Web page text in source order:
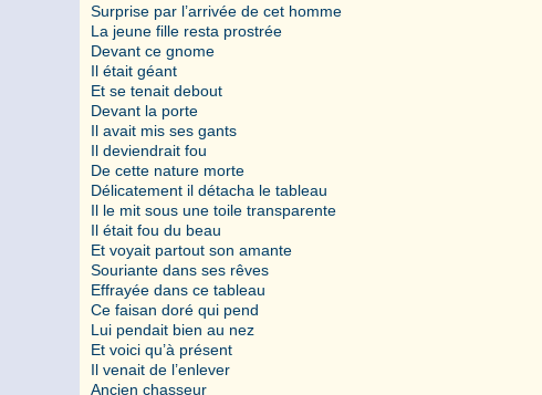
Surprise par l’arrivée de cet homme
La jeune fille resta prostrée
Devant ce gnome
Il était géant
Et se tenait debout
Devant la porte
Il avait mis ses gants
Il deviendrait fou
De cette nature morte
Délicatement il détacha le tableau
Il le mit sous une toile transparente
Il était fou du beau
Et voyait partout son amante
Souriante dans ses rêves
Effrayée dans ce tableau
Ce faisan doré qui pend
Lui pendait bien au nez
Et voici qu’à présent
Il venait de l’enlever
Ancien chasseur